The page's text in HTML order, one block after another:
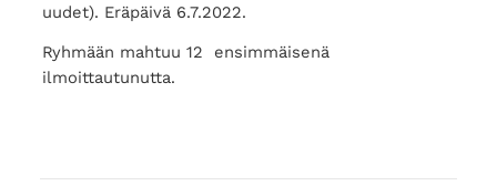
uudet). Eräpäivä 6.7.2022.
Ryhmään mahtuu 12 ensimmäisenä
ilmoittautunutta.